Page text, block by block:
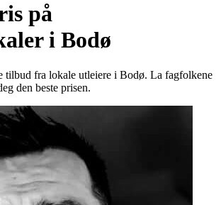
på
i Bodø
tilbud fra lokale utleiere i Bodø. La fagfolkene
den beste prisen.